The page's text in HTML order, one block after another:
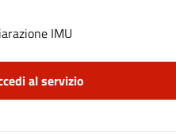
IMU
al servizio